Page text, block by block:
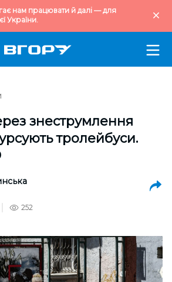
нам працювати й далі — для
України.
знеструмлення
тролейбуси.
252